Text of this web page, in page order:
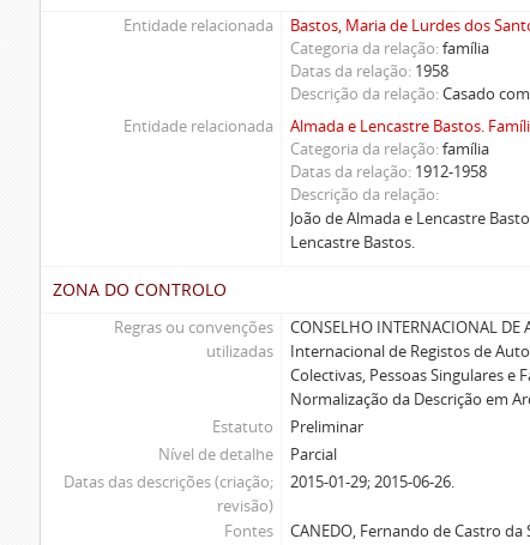
Entidade relacionada Bastos, Maria de Lurdes dos
Categoria da relação família
Datas da relação 1958
Descrição da relação Casado
Entidade relacionada
Almada e Lencastre Bastos.
Categoria da relação família
Datas da relação 1912-1958
Descrição da relação
João de Almada e Lencastre
Lencastre Bastos.
ZONA DO CONTROLO
Regras ou convenções
utilizadas
CONSELHO INTERNACIONAL
Internacional de Registos de
Colectivas, Pessoas Singulares e
Normalização da Descrição em
Estatuto
Preliminar
Nível de detalhe
Parcial
Datas das descrições (criação;
revisão)
2015-01-29; 2015-06-26.
Fontes
CANEDO, Fernando de Castro